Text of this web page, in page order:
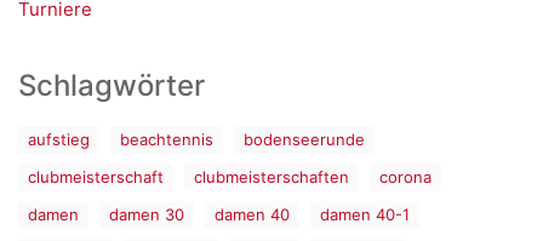
Turniere
Schlagwörter
aufstieg beachtennis
bodenseerunde
clubmeisterschaft
clubmeisterschaften
corona
damen
damen 30 damen 40
damen 40-1